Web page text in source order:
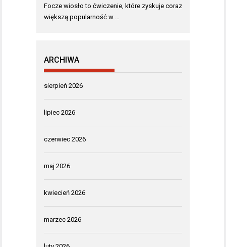
Focze wiosło to ćwiczenie, które zyskuje coraz
większą popularność w …
ARCHIWA
sierpień 2026
lipiec 2026
czerwiec 2026
maj 2026
kwiecień 2026
marzec 2026